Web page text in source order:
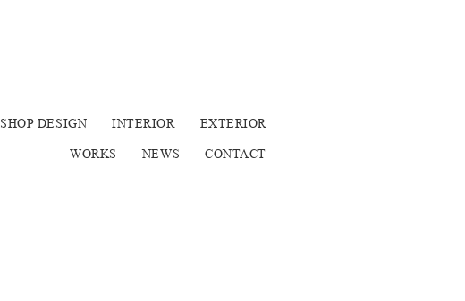
SHOP DESIGN INTERIOR EXTERIOR
WORKS NEWS CONTACT